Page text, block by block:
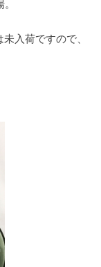
入荷ですので、